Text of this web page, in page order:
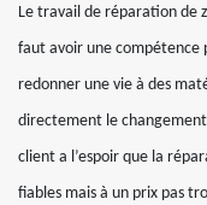
Le travail de réparation de
faut avoir une compétence
redonner une vie à des
directement le
client a l’espoir que la
fiables mais à un prix pas